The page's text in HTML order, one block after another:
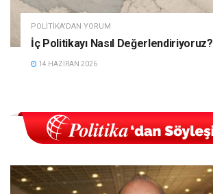
POLITIKA'DAN YORUM
İç Politikayı Nasıl Değerlendiriyoruz?
14 HAZIRAN 2026